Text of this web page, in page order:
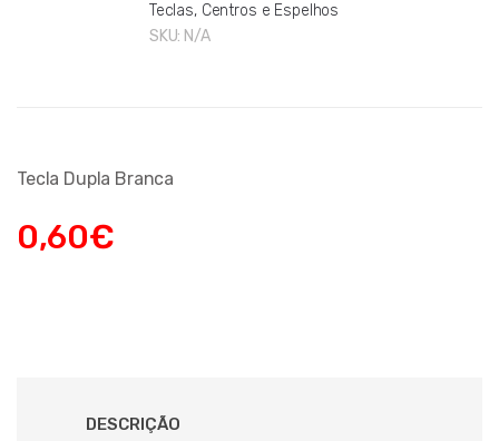
Teclas, Centros e Espelhos
SKU: N/A
Tecla Dupla Branca
0,60€
DESCRIÇÃO